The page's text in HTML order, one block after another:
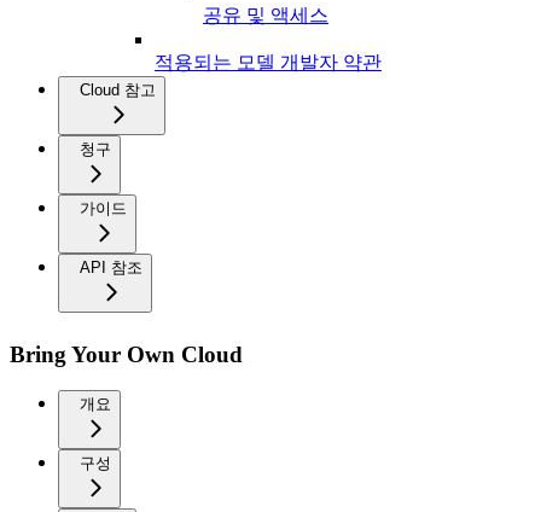
공유 및 액세스
적용되는 모델 개발자 약관
Cloud 참고
청구
가이드
API 참조
Bring Your Own Cloud
개요
구성